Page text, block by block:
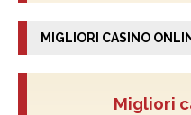
MIGLIORI CASINO
Migliori